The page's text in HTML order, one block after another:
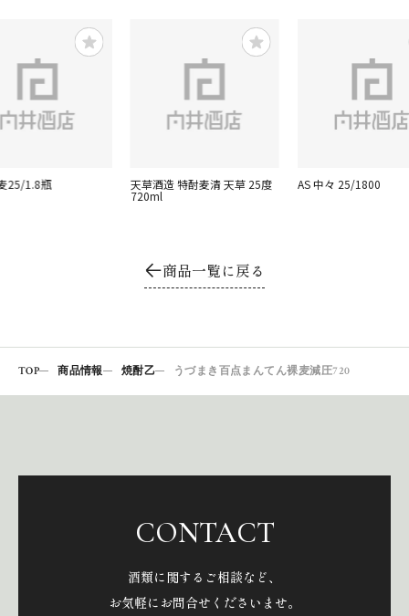
25/1.8瓶 天草酒造 特酎麦清 天草 25度
720ml
AS 中々 25/1800
商品一覧に戻る
TOP 商品情報 焼酎乙 うづまき百点まんてん裸麦減圧720
CONTACT
酒類に関するご相談など、
お気軽にお問合せくださいませ。